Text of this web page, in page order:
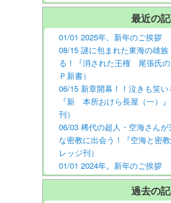
最近の
01/01 2025年。新年のご挨拶
08/15 謎に包まれた東海の雄
る！『消された王権 尾張氏の
Ｐ新書）
06/15 新章開幕！！泣きも笑い
『新 本所おけら長屋（一）
刊）
06/03 稀代の超人・空海さん
な密教に出会う！『空海と密
レッジ刊）
01/01 2024年。新年のご挨拶
過去の